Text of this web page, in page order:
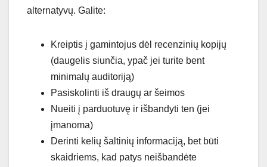
alternatyvų. Galite:
Kreiptis į gamintojus dėl recenzinių kopijų
(daugelis siunčia, ypač jei turite bent
minimalų auditoriją)
Pasiskolinti iš draugų ar šeimos
Nueiti į parduotuvę ir išbandyti ten (jei
įmanoma)
Derinti kelių šaltinių informaciją, bet būti
skaidriems, kad patys neišbandėte